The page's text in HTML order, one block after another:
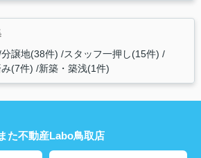
分譲地(38件) スタッフ一押し(15件)
(7件) 新築・築浅(1件)
た不動産Labo鳥取店